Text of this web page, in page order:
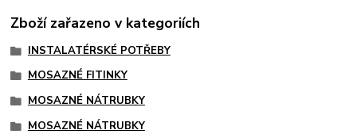
Zboží zařazeno v kategoriích
INSTALATÉRSKÉ POTŘEBY
MOSAZNÉ FITINKY
MOSAZNÉ NÁTRUBKY
MOSAZNÉ NÁTRUBKY